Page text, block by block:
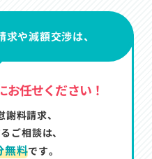
や減額交渉は、
お任せください！
料請求、
ご相談は、
無料です。